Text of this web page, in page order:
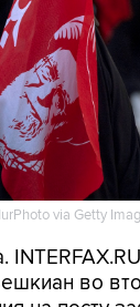
via Getty
во